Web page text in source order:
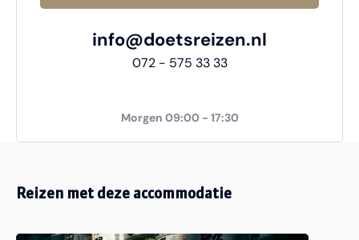
info@doetsreizen.nl
072 - 575 33 33
Morgen 09:00 - 17:30
Reizen met deze accommodatie